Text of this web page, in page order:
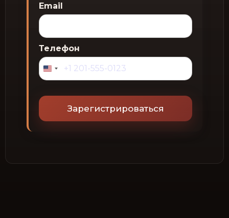
Email
Телефон
Зарегистрироваться